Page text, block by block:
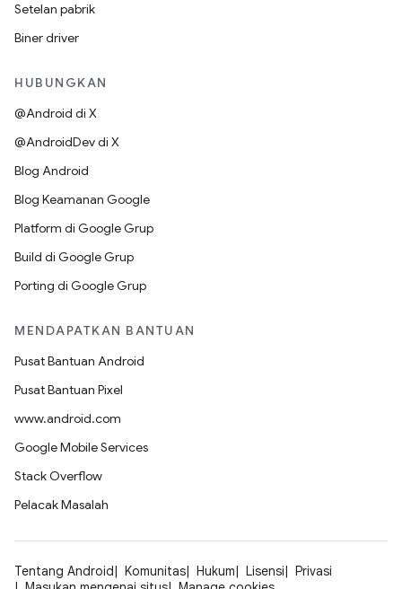
Setelan pabrik
Biner driver
HUBUNGKAN
@Android di X
@AndroidDev di X
Blog Android
Blog Keamanan Google
Platform di Google Grup
Build di Google Grup
Porting di Google Grup
MENDAPATKAN BANTUAN
Pusat Bantuan Android
Pusat Bantuan Pixel
www.android.com
Google Mobile Services
Stack Overflow
Pelacak Masalah
Tentang Android Komunitas Hukum Lisensi
Privasi